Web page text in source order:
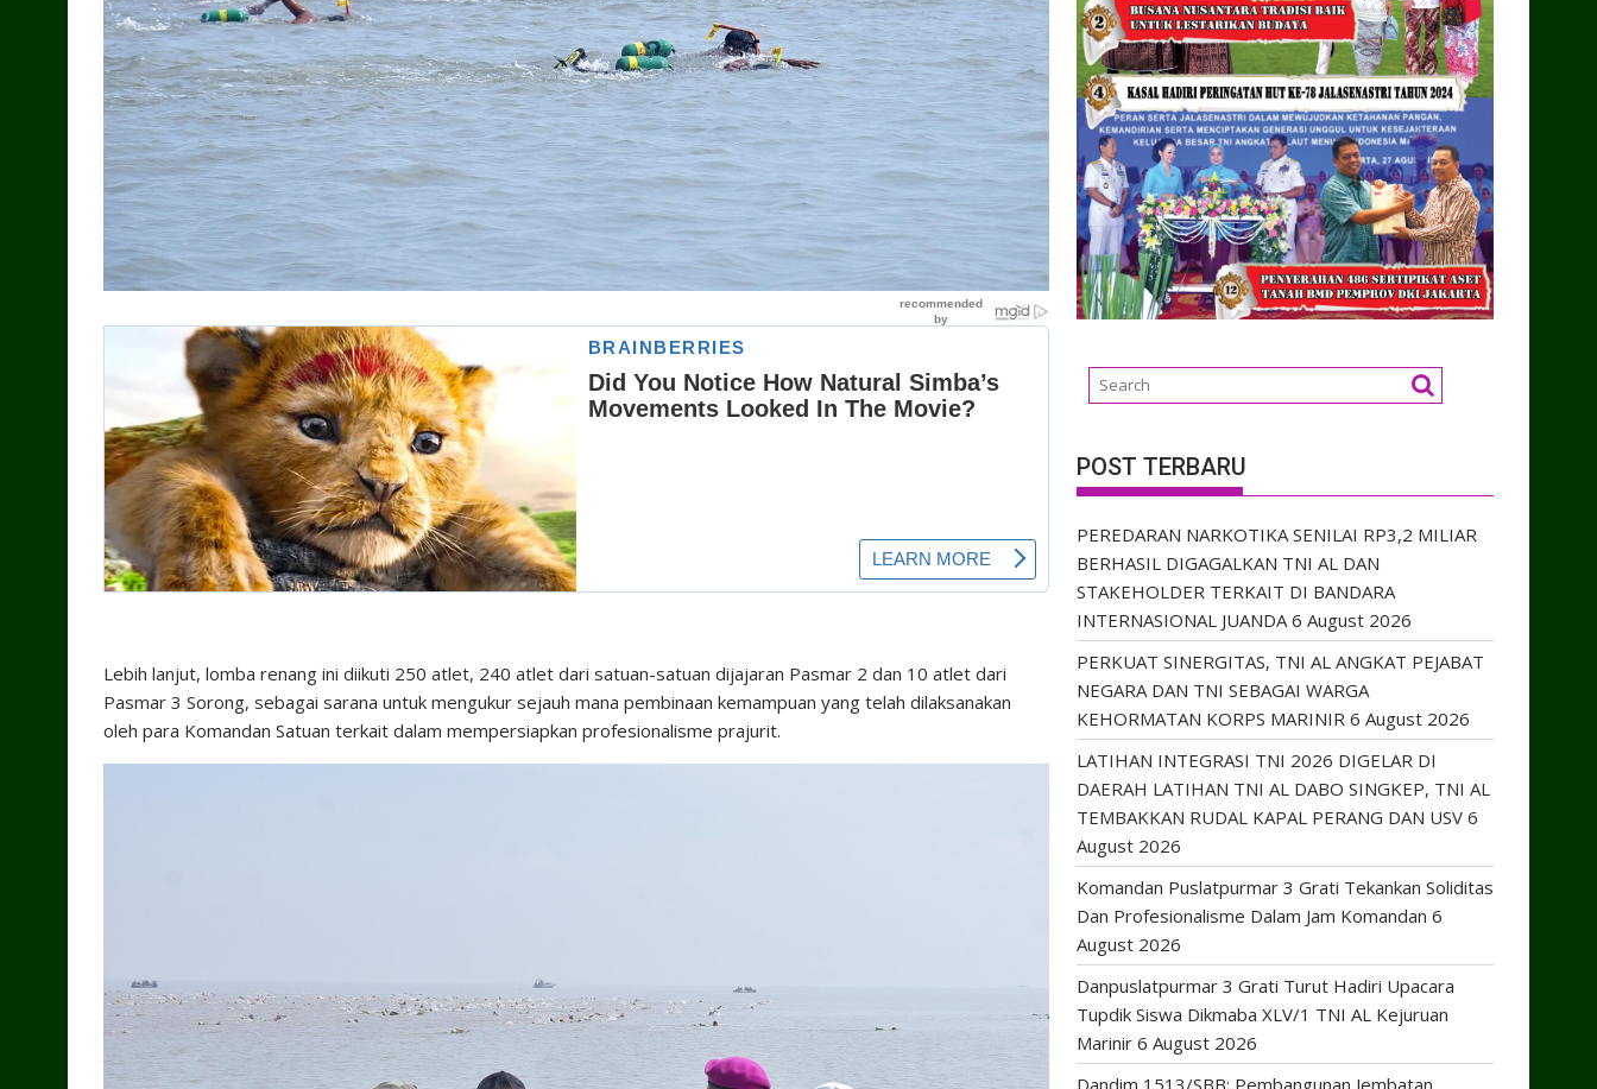
Lebih lanjut, lomba renang ini diikuti 250 atlet, 240 atlet dari satuan-satuan dijajaran Pasmar 2 dan 10 atlet dari
Pasmar 3 Sorong, sebagai sarana untuk mengukur sejauh mana pembinaan kemampuan yang telah dilaksanakan
oleh para Komandan Satuan terkait dalam mempersiapkan profesionalisme prajurit.
POST TERBARU
PEREDARAN NARKOTIKA SENILAI RP3,2 MILIAR
BERHASIL DIGAGALKAN TNI AL DAN
STAKEHOLDER TERKAIT DI BANDARA
INTERNASIONAL JUANDA 6 August 2026
PERKUAT SINERGITAS, TNI AL ANGKAT PEJABAT
NEGARA DAN TNI SEBAGAI WARGA
KEHORMATAN KORPS MARINIR 6 August 2026
LATIHAN INTEGRASI TNI 2026 DIGELAR DI
DAERAH LATIHAN TNI AL DABO SINGKEP, TNI AL
TEMBAKKAN RUDAL KAPAL PERANG DAN USV 6
August 2026
Komandan Puslatpurmar 3 Grati Tekankan Soliditas
Dan Profesionalisme Dalam Jam Komandan 6
August 2026
Danpuslatpurmar 3 Grati Turut Hadiri Upacara
Tupdik Siswa Dikmaba XLV/1 TNI AL Kejuruan
Marinir 6 August 2026
Dandim 1513/SBB: Pembangunan Jembatan